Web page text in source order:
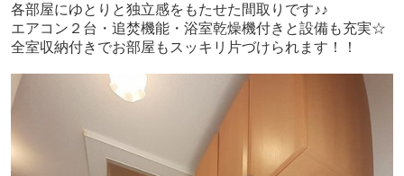
各部屋にゆとりと独立感をもたせた間取りです♪♪
エアコン２台・追焚機能・浴室乾燥機付きと設備も充実☆
全室収納付きでお部屋もスッキリ片づけられます！！